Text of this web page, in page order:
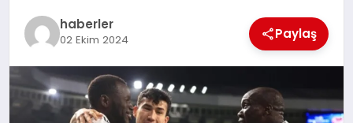
haberler
02 Ekim 2024 Paylaş